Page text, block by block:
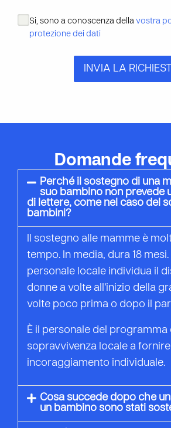
Si, sono a conoscenza della vostra
protezione dei dati
INVIA LA
Domande
Perché il sostegno di una
suo bambino non prevede
di lettere, come nel caso del
bambini?
Il sostegno alle mamme è
tempo. In media, dura 18
personale locale individua il
donne a volte all’inizio della
volte poco prima o dopo il
È il personale del programma
sopravvivenza locale a
incoraggiamento individuale.
Cosa succede dopo che
un bambino sono stati